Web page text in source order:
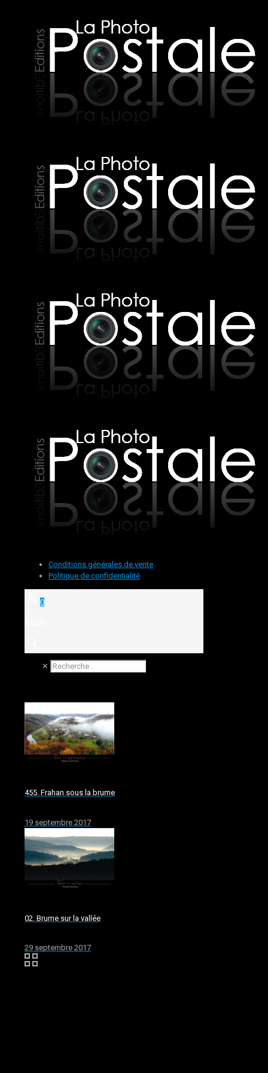
Conditions générales de vente
Politique de confidentialité
0
✕
455. Frahan sous la brume
19 septembre 2017
02. Brume sur la vallée
29 septembre 2017